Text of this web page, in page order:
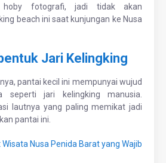
hoby fotografi, jadi tidak akan
beach ini saat kunjungan ke Nusa
Jari Kelingking
pantai kecil ini mempunyai wujud
seperti jari kelingking manusia.
lautnya yang paling memikat jadi
pantai ini.
Nusa Penida Barat yang Wajib